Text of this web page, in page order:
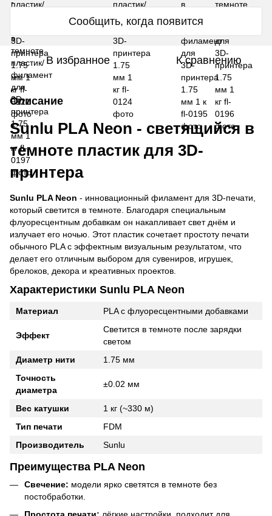
Сообщить, когда появится
В избранное К сравнению
Описание
Sunlu PLA Neon - светящийся в
темноте пластик для 3D-
принтера
Sunlu PLA Neon - инновационный филамент для 3D-печати,
который светится в темноте. Благодаря специальным
флуоресцентным добавкам он накапливает свет днём и
излучает его ночью. Этот пластик сочетает простоту печати
обычного PLA с эффектным визуальным результатом, что
делает его отличным выбором для сувениров, игрушек,
брелоков, декора и креативных проектов.
Характеристики Sunlu PLA Neon
Материал PLA с флуоресцентными добавками
Эффект
Светится в темноте после зарядки
светом
Диаметр нити
1.75 мм
Точность
диаметра
±0.02 мм
Вес катушки
1 кг (~330 м)
Тип печати
FDM
Производитель
Sunlu
Преимущества PLA Neon
Свечение: модели ярко светятся в темноте без
постобработки.
Простота печати: лёгкие настройки, подходит для